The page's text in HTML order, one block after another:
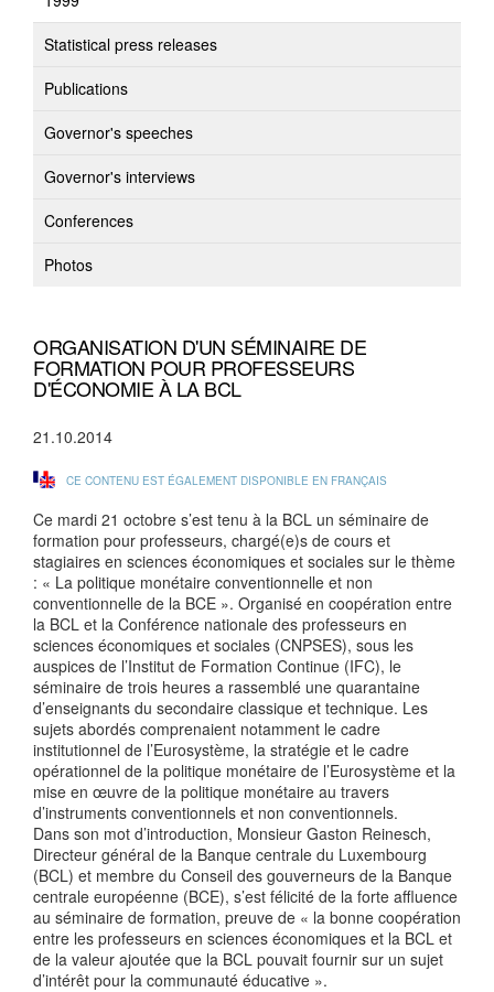
Statistical press releases
Publications
Governor's speeches
Governor's interviews
Conferences
Photos
ORGANISATION D'UN SÉMINAIRE DE
FORMATION POUR PROFESSEURS
D'ÉCONOMIE À LA BCL
21.10.2014
CE CONTENU EST ÉGALEMENT DISPONIBLE EN FRANÇAIS
Ce mardi 21 octobre s’est tenu à la BCL un séminaire de
formation pour professeurs, chargé(e)s de cours et
stagiaires en sciences économiques et sociales sur le thème
: « La politique monétaire conventionnelle et non
conventionnelle de la BCE ». Organisé en coopération entre
la BCL et la Conférence nationale des professeurs en
sciences économiques et sociales (CNPSES), sous les
auspices de l’Institut de Formation Continue (IFC), le
séminaire de trois heures a rassemblé une quarantaine
d’enseignants du secondaire classique et technique. Les
sujets abordés comprenaient notamment le cadre
institutionnel de l’Eurosystème, la stratégie et le cadre
opérationnel de la politique monétaire de l’Eurosystème et la
mise en œuvre de la politique monétaire au travers
d’instruments conventionnels et non conventionnels.
Dans son mot d’introduction, Monsieur Gaston Reinesch,
Directeur général de la Banque centrale du Luxembourg
(BCL) et membre du Conseil des gouverneurs de la Banque
centrale européenne (BCE), s’est félicité de la forte affluence
au séminaire de formation, preuve de « la bonne coopération
entre les professeurs en sciences économiques et la BCL et
de la valeur ajoutée que la BCL pouvait fournir sur un sujet
d’intérêt pour la communauté éducative ».